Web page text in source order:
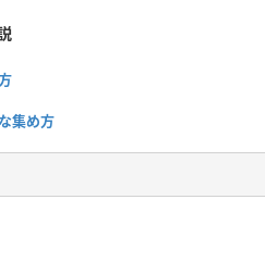
集め方